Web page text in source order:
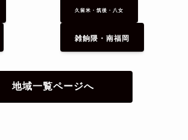
久留米・筑後・八女
雑餉隈・南福岡
地域一覧ページへ